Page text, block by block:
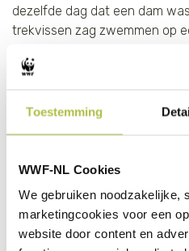
Toestemming
WWF-NL Cookies
We gebruiken noodzakelijke,
marketingcookies voor een
website door content en
dezelfde dag dat een dam
trekvissen zag zwemmen op
maakt rivieren gebieden van
afgelopen eeuw, dan is het